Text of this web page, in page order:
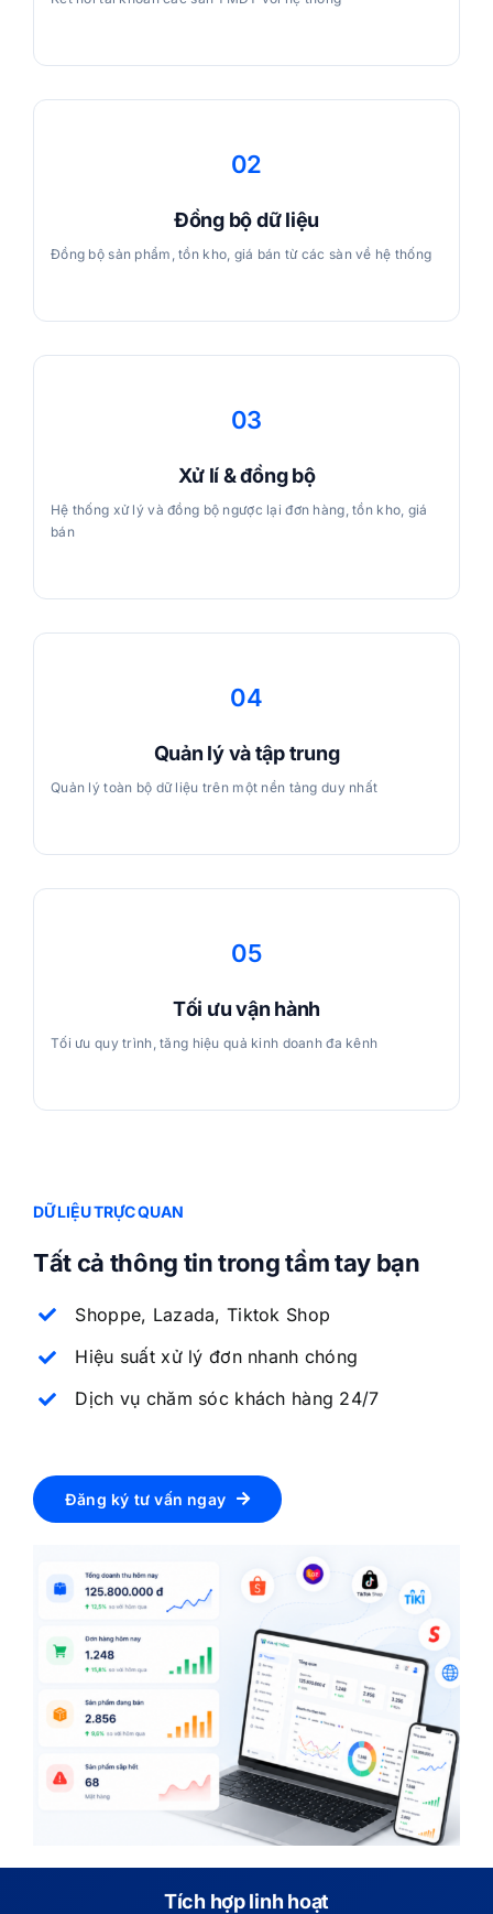
02
Đồng bộ dữ liệu
Đồng bộ sản phẩm, tồn kho, giá bán từ các sàn về hệ thống
03
Xử lí & đồng bộ
Hệ thống xử lý và đồng bộ ngược lại đơn hàng, tồn kho, giá
bán
04
Quản lý và tập trung
Quản lý toàn bộ dữ liệu trên một nền tảng duy nhất
05
Tối ưu vận hành
Tối ưu quy trình, tăng hiệu quả kinh doanh đa kênh
DỮ LIỆU TRỰC QUAN
Tất cả thông tin trong tầm tay bạn
Shoppe, Lazada, Tiktok Shop
Hiệu suất xử lý đơn nhanh chóng
Dịch vụ chăm sóc khách hàng 24/7
Đăng ký tư vấn ngay
Tích hợp linh hoạt